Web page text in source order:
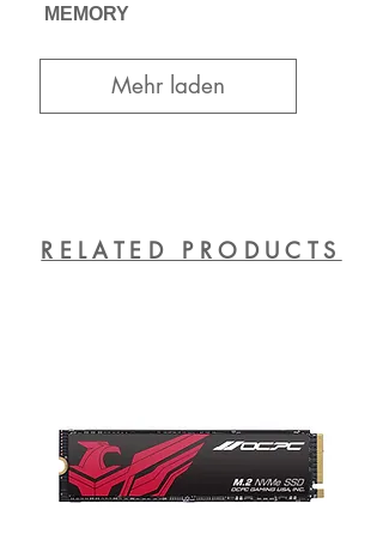
MEMORY
Mehr laden
RELATED PRODUCTS